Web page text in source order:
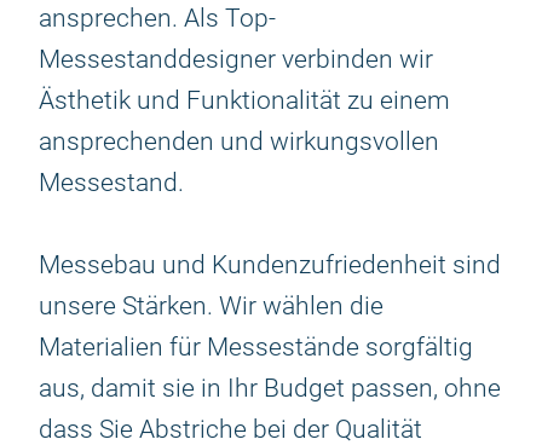
ansprechen. Als Top-
Messestanddesigner verbinden wir
Ästhetik und Funktionalität zu einem
ansprechenden und wirkungsvollen
Messestand.
Messebau und Kundenzufriedenheit sind
unsere Stärken. Wir wählen die
Materialien für Messestände sorgfältig
aus, damit sie in Ihr Budget passen, ohne
dass Sie Abstriche bei der Qualität